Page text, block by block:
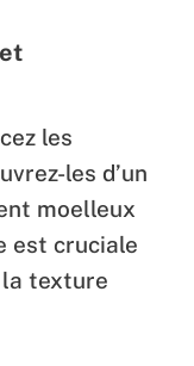
les
les d’un
moelleux
est cruciale
la texture